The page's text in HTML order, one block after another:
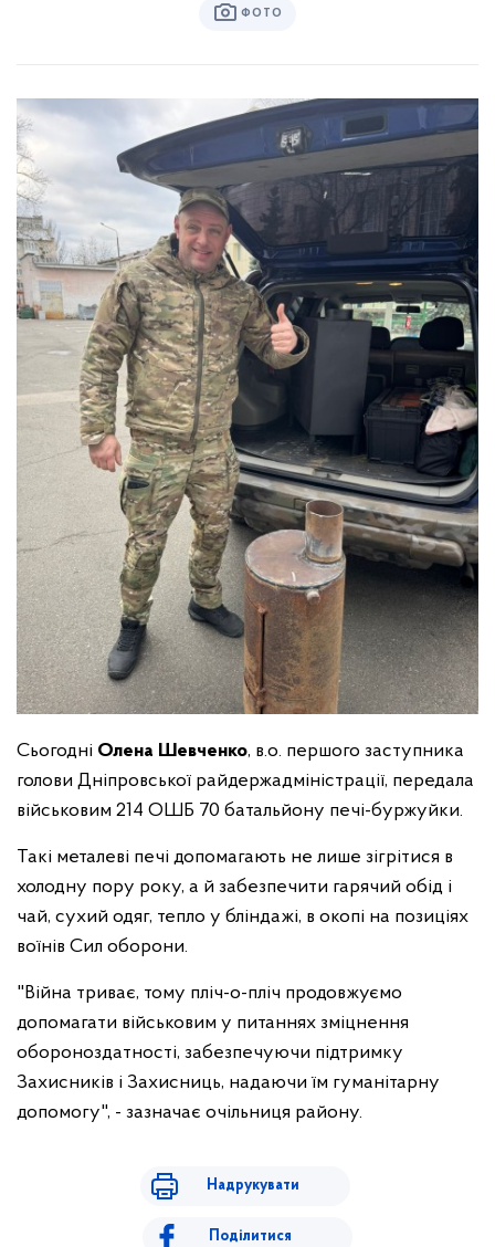
ФОТО
Сьогодні Олена Шевченко, в.о. першого заступника
голови Дніпровської райдержадміністрації, передала
військовим 214 ОШБ 70 батальйону печі-буржуйки.
Такі металеві печі допомагають не лише зігрітися в
холодну пору року, а й забезпечити гарячий обід і
чай, сухий одяг, тепло у бліндажі, в окопі на позиціях
воїнів Сил оборони.
"Війна триває, тому пліч-о-пліч продовжуємо
допомагати військовим у питаннях зміцнення
обороноздатності, забезпечуючи підтримку
Захисників і Захисниць, надаючи їм гуманітарну
допомогу", - зазначає очільниця району.
Надрукувати
Поділитися